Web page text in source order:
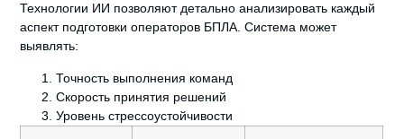
Технологии ИИ позволяют детально анализировать каждый
аспект подготовки операторов БПЛА. Система может
выявлять:
Точность выполнения команд
Скорость принятия решений
Уровень стрессоустойчивости